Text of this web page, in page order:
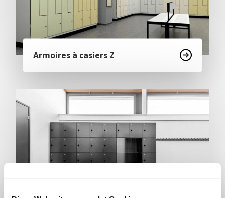
Armoires à casiers Z